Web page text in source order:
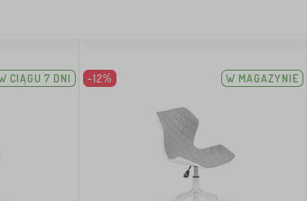
CIĄGU 7 DNI -12% W MAGAZYNIE